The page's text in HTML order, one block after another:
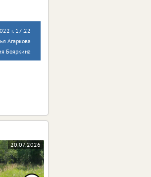
г. 17:22
Агаркова
Бояркина
20.07.2026